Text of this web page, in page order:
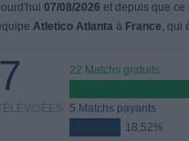
07/08/2026 et depuis que ce
Atletico Atlantaà France, qui
22 Matchs gratuits
5 Matchs payants
18,52%